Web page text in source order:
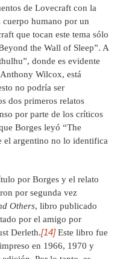
de Lovecraft con la
cuerpo humano por un
que tocan este tema sólo
the Wall of Sleep”. A
donde es evidente
Wilcox, está
no podría ser
dos primeros relatos
por parte de los críticos
Borges leyó “The
el argentino no lo identifica
por Borges y el relato
por segunda vez
Others, libro publicado
por el amigo por
Derleth.[14]Este libro fue
en 1966, 1970 y